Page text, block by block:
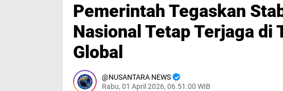
Pemerintah Tegaskan
Nasional Tetap Terjaga di
Global
NUSANTARA NEWS
Rabu, 01 April 2026, 06.51.00 WIB